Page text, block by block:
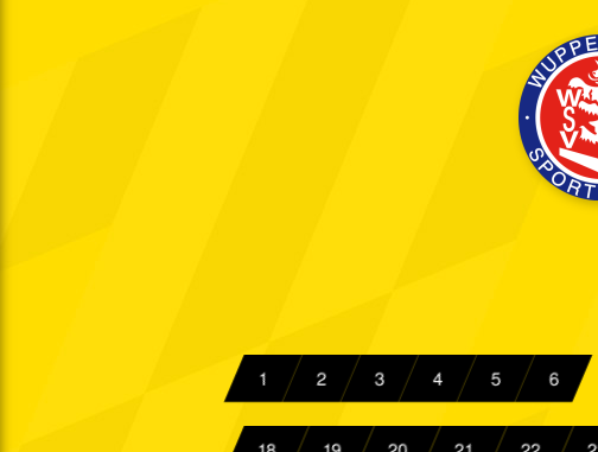
Bor.
19:30 Uhr
Mi. 07.11.2018
19:30 Uhr
1 2 3 4 5 6